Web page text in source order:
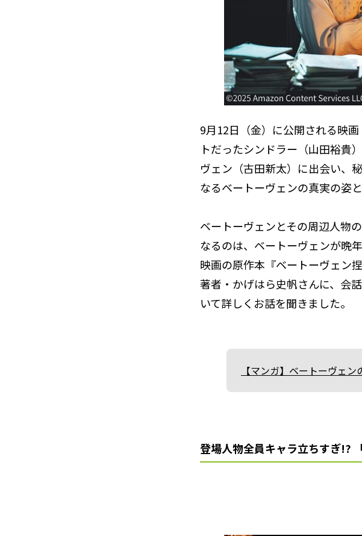
9月12日（金）に公開される映
トだったシンドラー（山田裕貴
ヴェン（古田新太）に出会い、
なるベートーヴェンの真実の姿と
ベートーヴェンとその周辺人物
なるのは、ベートーヴェンが晩
映画の原作本『ベートーヴェン
著者・かげはら史帆さんに、会
いて詳しくお話を聞きました。
【マンガ】ベートーヴェ
登場人物全員キャラ立ちすぎ!?